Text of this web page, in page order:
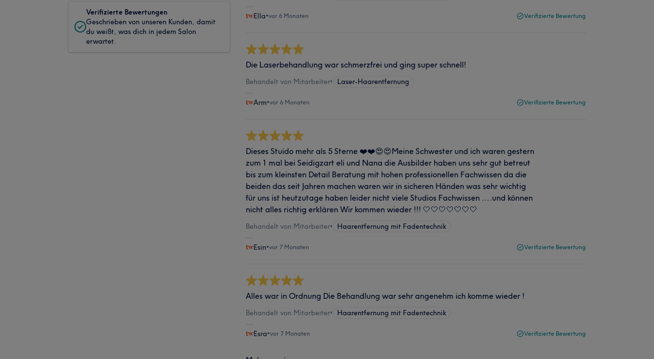
Verifizierte Bewertungen
Geschrieben von unseren Kunden, damit
du weißt, was dich in jedem Salon
erwartet.
Ella•vor 6 Monaten Verifizierte Bewertung
Die Laserbehandlung war schmerzfrei und ging super schnell!
Behandelt von Mitarbeiter• Laser-Haarentfernung
Arm•vor 6 Monaten Verifizierte Bewertung
Dieses Stuido mehr als 5 Sterne ❤️❤️😍😍Meine Schwester und ich waren gestern
zum 1 mal bei Seidigzart eli und Nana die Ausbilder haben uns sehr gut betreut
bis zum kleinsten Detail Beratung mit hohen professionellen Fachwissen da die
beiden das seit Jahren machen waren wir in sicheren Händen was sehr wichtig
für uns ist heutzutage haben leider nicht viele Studios Fachwissen ….und können
nicht alles richtig erklären Wir kommen wieder !!! 🤍🤍🤍🤍🤍🤍🤍
Behandelt von Mitarbeiter• Haarentfernung mit Fadentechnik
Esin•vor 7 Monaten Verifizierte Bewertung
Alles war in Ordnung Die Behandlung war sehr angenehm ich komme wieder !
Behandelt von Mitarbeiter• Haarentfernung mit Fadentechnik
Esra•vor 7 Monaten Verifizierte Bewertung